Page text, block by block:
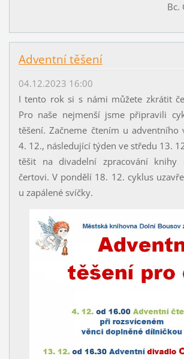
Bc.
Adventní těšení
04.12.2023 16:00
I tento rok si s námi můžete zkrátit
Pro naše nejmenší jsme připravili
těšení. Začneme čtením u adventního
4. 12., následující týden ve středu 13.
těšit na divadelní zpracování knihy
čertovi. V pondělí 18. 12. cyklus
u zapálené svíčky.